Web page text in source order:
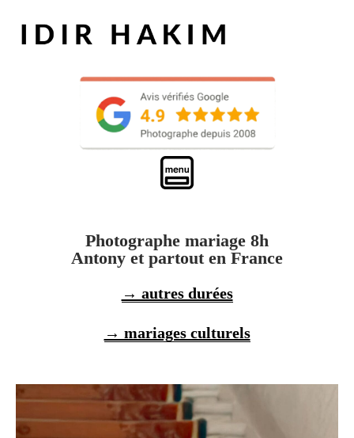
Photographe mariage 8h
Antony et partout en France
→ autres durées
→ mariages culturels